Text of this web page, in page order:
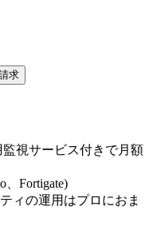
求
視サービス付きで月額
Fortigate)
ィの運用はプロにおま